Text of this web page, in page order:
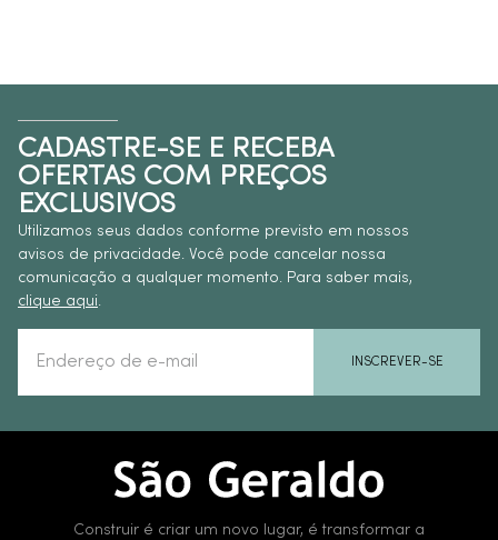
CADASTRE-SE E RECEBA
OFERTAS COM PREÇOS
EXCLUSIVOS
Utilizamos seus dados conforme previsto em nossos
avisos de privacidade. Você pode cancelar nossa
comunicação a qualquer momento. Para saber mais,
clique aqui.
INSCREVER-SE
Construir é criar um novo lugar, é transformar a